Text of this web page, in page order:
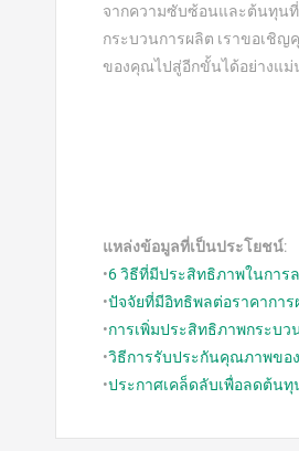
จากความซับซ้อนและต้นทุน
กระบวนการผลิต เราขอเชิญ
ของคุณไปสู่อีกขั้นได้อย่างแม่
แหล่งข้อมูลที่เป็นประโยชน์:
•6 วิธีที่มีประสิทธิภาพในกา
•ปัจจัยที่มีอิทธิพลต่อราคาการ
•การเพิ่มประสิทธิภาพกระบว
•วิธีการรับประกันคุณภาพของ
•ประกาศเคล็ดลับเพื่อลดต้นทุ